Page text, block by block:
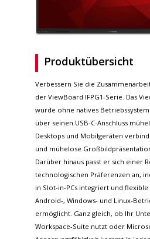
Produktübersicht
Verbessern Sie die
der ViewBoard IFPG1-Serie. Das
wurde ohne natives
über seinen USB-C-Anschluss
Desktops und Mobilgeräten
und mühelose
Darüber hinaus passt er sich einer
technologischen Präferenzen an,
in Slot-in-PCs integriert und
Android-, Windows- und Linux-
ermöglicht. Ganz gleich, ob Ihr
Workspace-Suite nutzt oder